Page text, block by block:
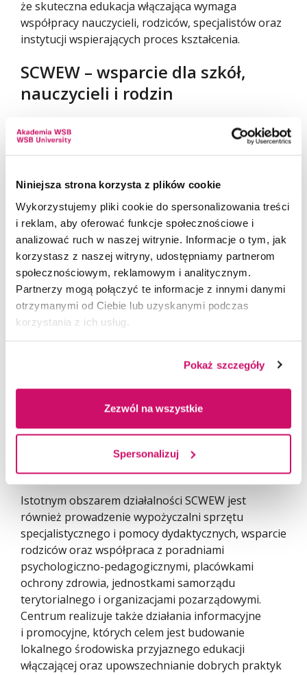
Niniejsza strona korzysta z plików cookie
Wykorzystujemy pliki cookie do spersonalizowania treści
i reklam, aby oferować funkcje społecznościowe i
analizować ruch w naszej witrynie. Informacje o tym, jak
korzystasz z naszej witryny, udostępniamy partnerom
społecznościowym, reklamowym i analitycznym.
Partnerzy mogą połączyć te informacje z innymi danymi
otrzymanymi od Ciebie lub uzyskanymi podczas
korzystania z ich usług.
Pokaż szczegóły
Zezwól na wszystkie
Spersonalizuj
że skuteczna edukacja włączająca wymaga
współpracy nauczycieli, rodziców, specjalistów oraz
instytucji wspierających proces kształcenia.
SCWEW – wsparcie dla szkół,
nauczycieli i rodzin
Organizatorem konferencji było Specjalistyczne
Realizatorem projektu została Niepubliczna Szkoła
Podstawowa „Słoneczna Kraina” w Bielsku-Białej,
która od lat wspiera dzieci i młodzież
o zróżnicowanych potrzebach edukacyjnych oraz
ich rodziny, aktywnie promując ideę edukacji
włączającej.
Głównym celem działalności SCWEW jest wspieranie
dostępnej dla każdego ucznia. Centrum
wykorzystuje doświadczenie i potencjał kadry
placówek specjalnych, oferując szkolenia,
zajęcia otwarte oraz sieci współpracy dla nauczycieli
Istotnym obszarem działalności SCWEW jest
również prowadzenie wypożyczalni sprzętu
specjalistycznego i pomocy dydaktycznych, wsparcie
rodziców oraz współpraca z poradniami
psychologiczno-pedagogicznymi, placówkami
ochrony zdrowia, jednostkami samorządu
terytorialnego i organizacjami pozarządowymi.
Centrum realizuje także działania informacyjne
i promocyjne, których celem jest budowanie
lokalnego środowiska przyjaznego edukacji
włączającej oraz upowszechnianie dobrych praktyk